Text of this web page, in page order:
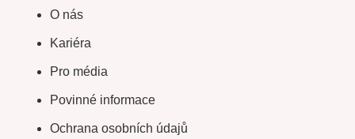
O nás
Kariéra
Pro média
Povinné informace
Ochrana osobních údajů